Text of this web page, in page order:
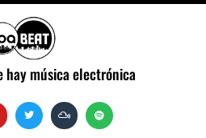
hay música electrónica